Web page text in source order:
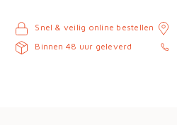
Snel & veilig online bestellen
Binnen 48 uur geleverd